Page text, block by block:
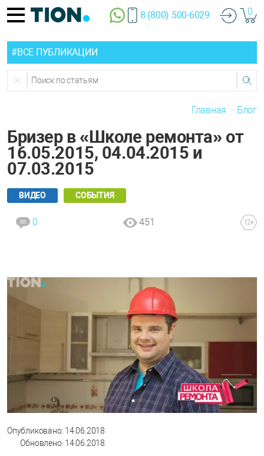
8 (800) 500-6029 0
#ВСЕ ПУБЛИКАЦИИ
Главная Блог
Бризер в «Школе ремонта» от
16.05.2015, 04.04.2015 и
07.03.2015
ВИДЕО СОБЫТИЯ
0 451
Опубликовано: 14.06.2018
Обновлено: 14.06.2018